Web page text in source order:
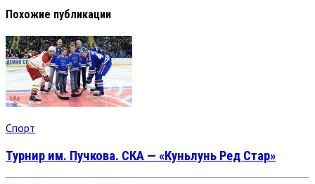
Похожие публикации
Спорт
Турнир им. Пучкова. СКА — «Куньлунь Ред Стар»